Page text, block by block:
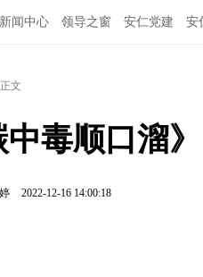
新闻中心 领导之窗 安仁党建 安
正文
毒顺口溜》
2022-12-16 14:00:18